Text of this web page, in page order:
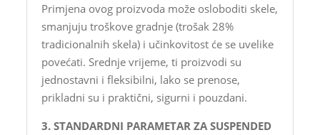
Primjena ovog proizvoda može osloboditi skele,
smanjuju troškove gradnje (trošak 28%
tradicionalnih skela) i učinkovitost će se uvelike
povećati. Srednje vrijeme, ti proizvodi su
jednostavni i fleksibilni, lako se prenose,
prikladni su i praktični, sigurni i pouzdani.
3. STANDARDNI PARAMETAR ZA SUSPENDED